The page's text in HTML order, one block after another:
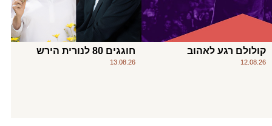
קולולם רגע לאהוב
12.08.26
חוגגים 80 לנורית הירש
13.08.26